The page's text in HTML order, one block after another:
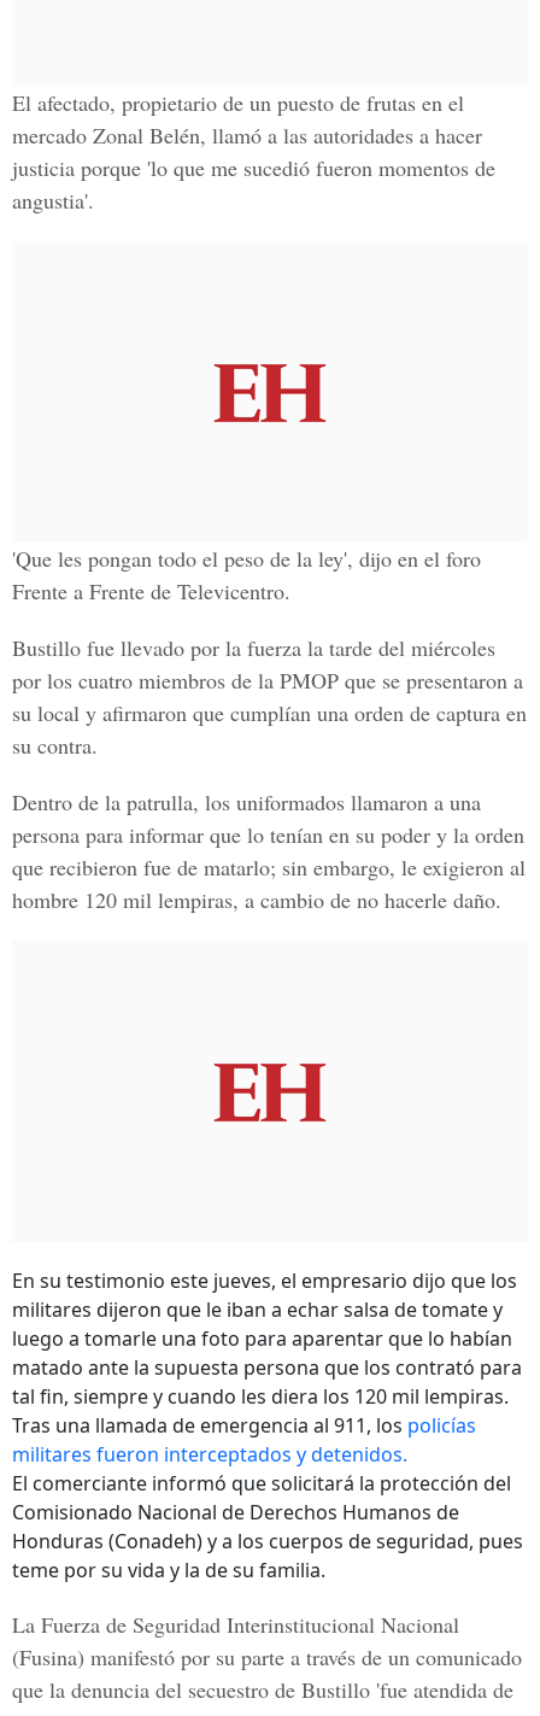
El afectado, propietario de un puesto de frutas en el
mercado Zonal Belén, llamó a las autoridades a hacer
justicia porque 'lo que me sucedió fueron momentos de
angustia'.
'Que les pongan todo el peso de la ley', dijo en el foro
Frente a Frente de Televicentro.
Bustillo fue llevado por la fuerza la tarde del miércoles
por los cuatro miembros de la PMOP que se presentaron a
su local y afirmaron que cumplían una orden de captura en
su contra.
Dentro de la patrulla, los uniformados llamaron a una
persona para informar que lo tenían en su poder y la orden
que recibieron fue de matarlo; sin embargo, le exigieron al
hombre 120 mil lempiras, a cambio de no hacerle daño.
En su testimonio este jueves, el empresario dijo que los
militares dijeron que le iban a echar salsa de tomate y
luego a tomarle una foto para aparentar que lo habían
matado ante la supuesta persona que los contrató para
tal fin, siempre y cuando les diera los 120 mil lempiras.
Tras una llamada de emergencia al 911, los policías
militares fueron interceptados y detenidos.
El comerciante informó que solicitará la protección del
Comisionado Nacional de Derechos Humanos de
Honduras (Conadeh) y a los cuerpos de seguridad, pues
teme por su vida y la de su familia.
La Fuerza de Seguridad Interinstitucional Nacional
(Fusina) manifestó por su parte a través de un comunicado
que la denuncia del secuestro de Bustillo 'fue atendida de